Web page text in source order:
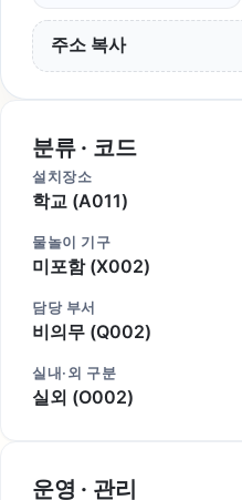
주소 복사
분류 · 코드
설치장소
학교 (A011)
물놀이 기구
미포함 (X002)
담당 부서
비의무 (Q002)
실내·외 구분
실외 (O002)
운영 · 관리